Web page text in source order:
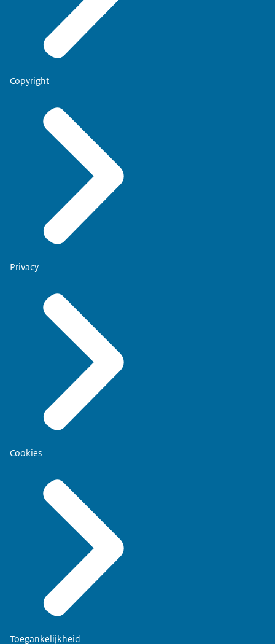
Copyright
Privacy
Cookies
Toegankelijkheid